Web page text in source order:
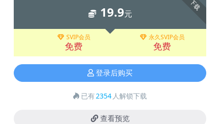
下载
19.9元
SVIP会员
免费
永久SVIP会员
免费
登录后购买
已有2354 人解锁下载
查看预览